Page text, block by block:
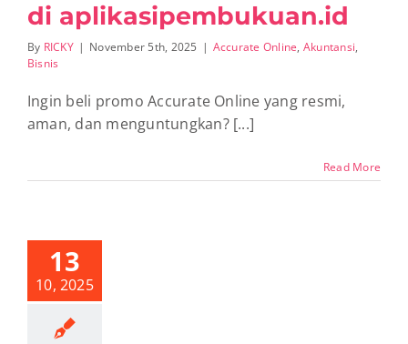
di aplikasipembukuan.id
By RICKY | November 5th, 2025 | Accurate Online, Akuntansi,
Bisnis
Ingin beli promo Accurate Online yang resmi,
aman, dan menguntungkan? [...]
Read More
13
10, 2025